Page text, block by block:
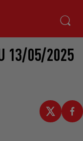
13/05/2025